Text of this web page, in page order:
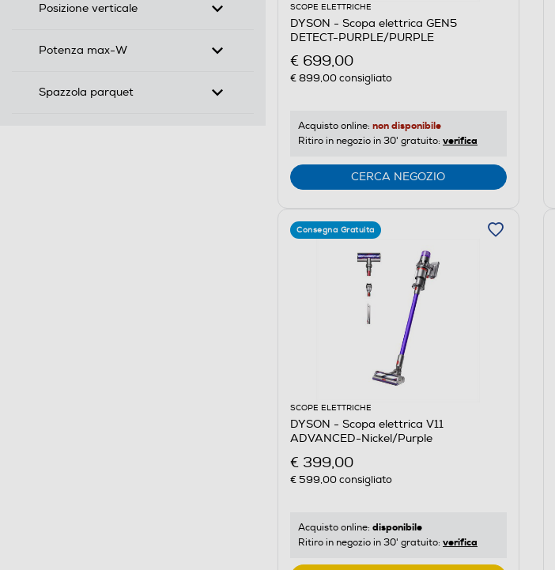
Posizione verticale
Potenza max-W
Spazzola parquet
SCOPE ELETTRICHE
DYSON - Scopa elettrica GEN5
DETECT-PURPLE/PURPLE
€ 699,00
€ 899,00consigliato
Acquisto online: non disponibile
Ritiro in negozio in 30' gratuito: verifica
CERCA NEGOZIO
Consegna Gratuita
SCOPE ELETTRICHE
DYSON - Scopa elettrica V11
ADVANCED-Nickel/Purple
€ 399,00
€ 599,00consigliato
Acquisto online: disponibile
Ritiro in negozio in 30' gratuito: verifica